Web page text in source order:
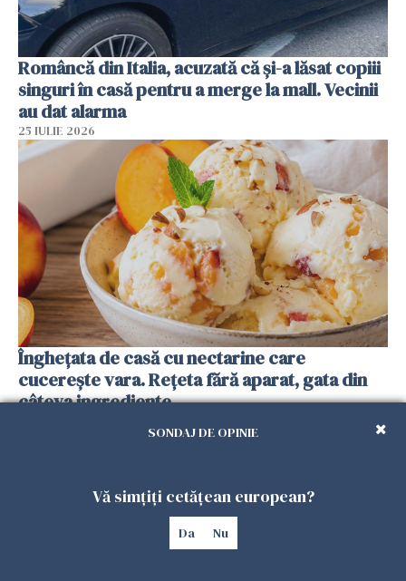
Româncă din Italia, acuzată că și-a lăsat copiii
singuri în casă pentru a merge la mall. Vecinii
au dat alarma
25 IULIE 2026
Înghețata de casă cu nectarine care
cucerește vara. Rețeta fără aparat, gata din
câteva ingrediente
SONDAJ DE OPINIE
Vă simțiți cetățean european?
Da Nu